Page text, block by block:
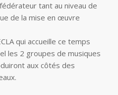
tant au niveau de
de la mise en œuvre
qui accueille ce temps
les 2 groupes de musiques
aux côtés des